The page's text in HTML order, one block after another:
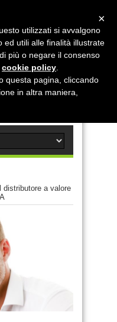
distributore a valore
×
utilizzati si avvalgono
ed utili alle finalità illustrate
più o negare il consenso
cookie policy
questa pagina, cliccando
in altra maniera,